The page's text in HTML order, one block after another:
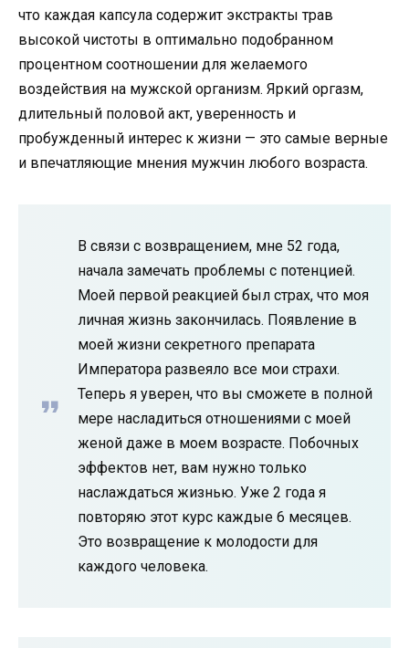
что каждая капсула содержит экстракты трав
высокой чистоты в оптимально подобранном
процентном соотношении для желаемого
воздействия на мужской организм. Яркий оргазм,
длительный половой акт, уверенность и
пробужденный интерес к жизни — это самые верные
и впечатляющие мнения мужчин любого возраста.
В связи с возвращением, мне 52 года,
начала замечать проблемы с потенцией.
Моей первой реакцией был страх, что моя
личная жизнь закончилась. Появление в
моей жизни секретного препарата
Императора развеяло все мои страхи.
Теперь я уверен, что вы сможете в полной
мере насладиться отношениями с моей
женой даже в моем возрасте. Побочных
эффектов нет, вам нужно только
наслаждаться жизнью. Уже 2 года я
повторяю этот курс каждые 6 месяцев.
Это возвращение к молодости для
каждого человека.